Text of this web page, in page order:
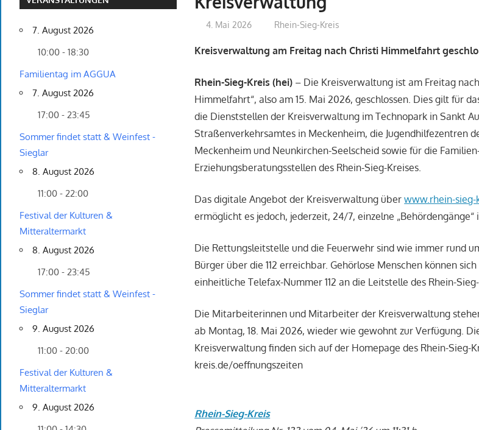
4. Mai 2026 treffpunkt
Rhein-Sieg-Kreis
Kreisverwaltung am Freitag nach Christi Himmelfahrt
Rhein-Sieg-Kreis (hei) – Die Kreisverwaltung ist am Freitag
Himmelfahrt“, also am 15. Mai 2026, geschlossen. Dies gilt für
die Dienststellen der Kreisverwaltung im Technopark in Sankt
Straßenverkehrsamtes in Meckenheim, die Jugendhilfezentren
Meckenheim und Neunkirchen-Seelscheid sowie für die
Erziehungsberatungsstellen des Rhein-Sieg-Kreises.
Das digitale Angebot der Kreisverwaltung überwww.rhein-
ermöglicht es jedoch, jederzeit, 24/7, einzelne
Die Rettungsleitstelle und die Feuerwehr sind wie immer rund
Bürger über die 112 erreichbar. Gehörlose Menschen können
einheitliche Telefax-Nummer 112 an die Leitstelle des Rhein-
Die Mitarbeiterinnen und Mitarbeiter der Kreisverwaltung
ab Montag, 18. Mai 2026, wieder wie gewohnt zur Verfügung.
Kreisverwaltung finden sich auf der Homepage des Rhein-Sieg-
kreis.de/oeffnungszeiten
Rhein-Sieg-Kreis
7. August 2026
10:00 - 18:30
Familientag im AGGUA
7. August 2026
17:00 - 23:45
Sommer findet statt & Weinfest -
Sieglar
8. August 2026
11:00 - 22:00
Festival der Kulturen &
Mitteraltermarkt
8. August 2026
17:00 - 23:45
Sommer findet statt & Weinfest -
Sieglar
9. August 2026
11:00 - 20:00
Festival der Kulturen &
Mitteraltermarkt
9. August 2026